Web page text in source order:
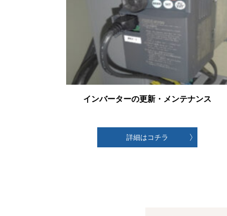
インバーターの更新・メンテナンス
詳細はコチラ